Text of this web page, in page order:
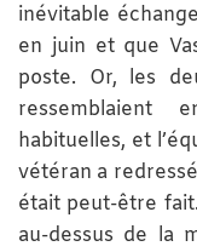
inévitable
en juin et que
poste. Or, les
ressemblaient
habituelles, et
vétéran a
était peut-être
au-dessus de la